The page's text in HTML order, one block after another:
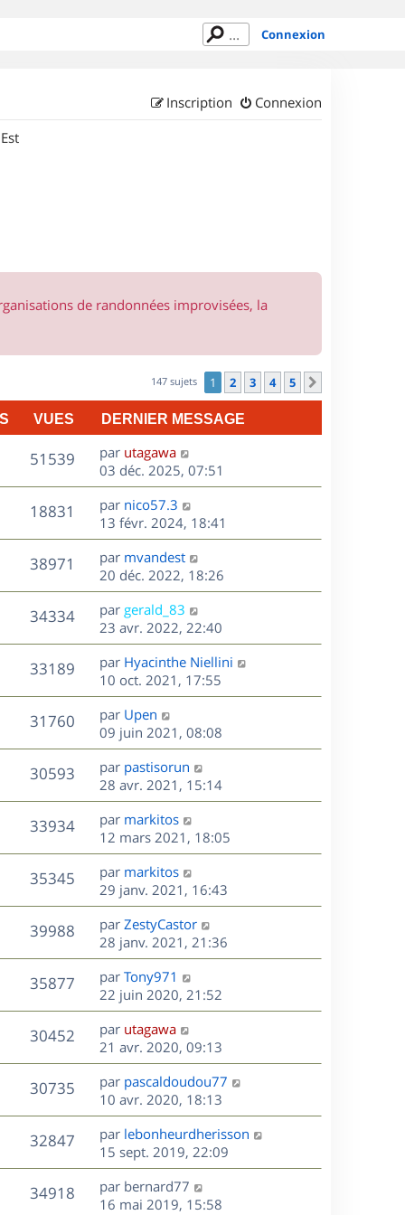
Connexion
Connexion
Inscription
de randonnées improvisées, la
147 sujets 1 2 3 4 5
VUES DERNIER MESSAGE
51539V
u
D
e
r
n
i
e
r
m
e
s
s
a
g
e
par utagawa
03 déc. 2025, 07:51
18831
u
D
e
r
n
i
e
r
m
e
s
s
a
g
e
par nico57.3
13 févr. 2024, 18:41
38971
u
s
D
e
r
n
i
e
r
m
e
s
s
a
g
e
par mvandest
20 déc. 2022, 18:26
34334V
u
s
D
e
r
n
i
e
r
m
e
s
s
a
g
e
par gerald_83
23 avr. 2022, 22:40
33189V
u
s
D
e
r
n
i
e
r
m
e
s
s
a
g
e
par Hyacinthe Niellini
10 oct. 2021, 17:55
31760V
u
e
D
e
r
n
i
e
r
m
e
s
s
a
g
e
par Upen
09 juin 2021, 08:08
30593V
u
D
e
r
n
i
e
r
m
e
s
s
a
g
e
par pastisorun
28 avr. 2021, 15:14
33934V
u
s
D
e
r
n
i
e
r
m
e
s
s
a
g
e
par markitos
12 mars 2021, 18:05
35345V
u
e
s
D
e
r
n
i
e
r
m
e
s
s
a
g
e
par markitos
29 janv. 2021, 16:43
39988V
u
s
D
e
r
n
i
e
r
m
e
s
s
a
g
e
par ZestyCastor
28 janv. 2021, 21:36
35877V
u
e
D
e
r
n
i
e
r
m
e
s
s
a
g
e
par Tony971
22 juin 2020, 21:52
30452V
u
s
D
e
r
n
i
e
r
m
e
s
s
par utagawa
21 avr. 2020, 09:13
30735V
u
s
D
e
r
n
i
e
r
m
par pascaldoudou77
10 avr. 2020, 18:13
32847V
u
e
D
e
r
n
i
par lebonheurdherisson
15 sept. 2019, 22:09
34918V
D
e
par bernard77
16 mai 2019, 15:58